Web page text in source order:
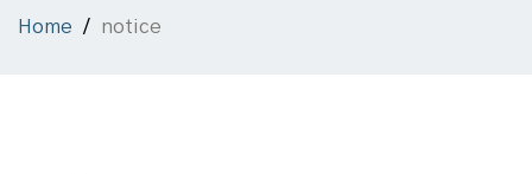
Home notice